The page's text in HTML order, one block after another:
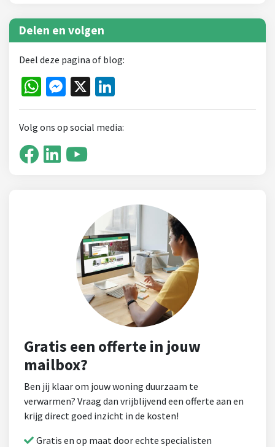
Delen en volgen
Deel deze pagina of blog:
WhatsApp
Messenger
X
Volg ons op social media:
Gratis een offerte in jouw
mailbox?
Ben jij klaar om jouw woning duurzaam te
verwarmen? Vraag dan vrijblijvend een offerte aan en
krijg direct goed inzicht in de kosten!
Gratis en op maat door echte specialisten